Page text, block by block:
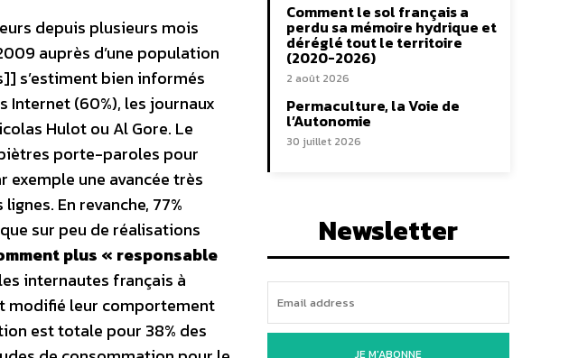
depuis plusieurs mois
auprès d’une population
s’estiment bien informés
Internet (60%), les journaux
Hulot ou Al Gore. Le
porte-paroles pour
une avancée très
En revanche, 77%
sur peu de réalisations
plus « responsable
internautes français à
modifié leur comportement
est totale pour 38% des
Comment le sol français a
perdu sa mémoire hydrique et
déréglé tout le territoire
(2020-2026)
2 août 2026
Permaculture, la Voie de
l’Autonomie
30 juillet 2026
Newsletter
JE M'ABONNE